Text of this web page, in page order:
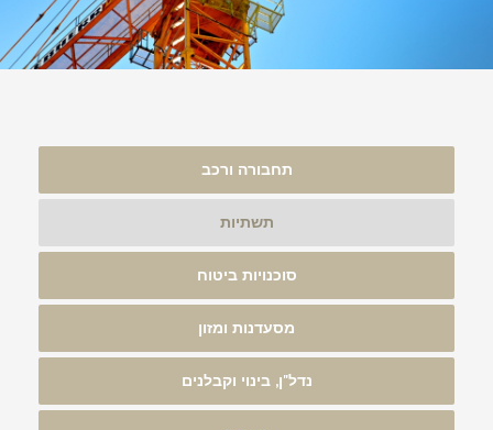
תחבורה ורכב
תשתיות
סוכנויות ביטוח
מסעדנות ומזון
נדל"ן, בינוי וקבלנים